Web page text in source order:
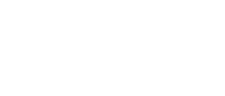
tabs, accordion or all-visible blocks in grid format or one